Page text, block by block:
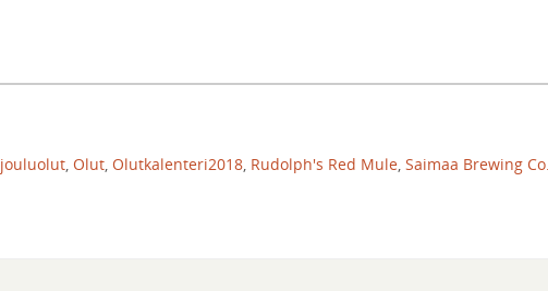
jouluolut, Olut, Olutkalenteri2018, Rudolph's Red Mule, Saimaa Brewing